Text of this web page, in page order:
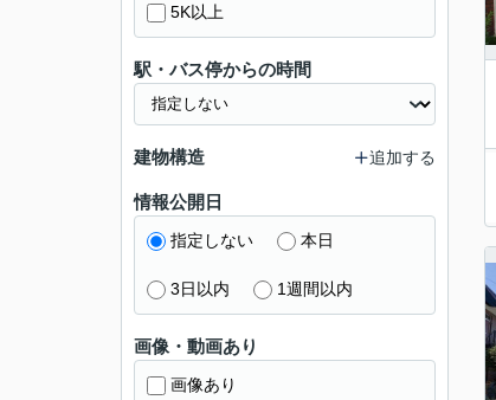
5K以上
駅・バス停からの時間
建物構造 追加する
情報公開日
指定しない 本日
3日以内 1週間以内
画像・動画あり
画像あり